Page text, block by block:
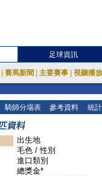
足球資訊
賽馬新聞 主要賽事 視聽播
騎師分場表 參考資料 統
出生地
毛色 / 性別
進口類別
總獎金*